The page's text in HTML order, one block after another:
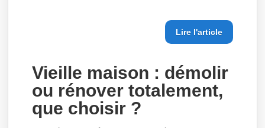
Lire l'article
Vieille maison : démolir
ou rénover totalement,
que choisir ?